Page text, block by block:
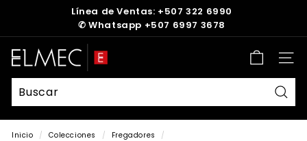
diapositivas
pausa
Línea de Ventas: +507 322 6990
✆ Whatsapp +507 6997 3678
E
L
M
E
C
Inicio / Colecciones / Fregadores /